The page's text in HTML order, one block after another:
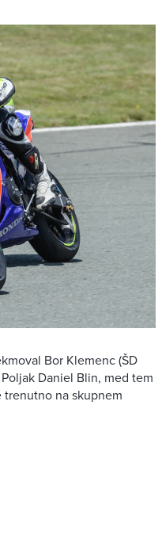
Bor Klemenc (ŠD
Daniel Blin, med tem
trenutno na skupnem